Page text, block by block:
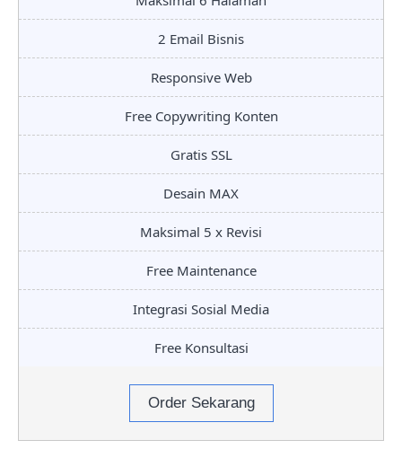
2 Email Bisnis
Responsive Web
Free Copywriting Konten
Gratis SSL
Desain MAX
Maksimal 5 x Revisi
Free Maintenance
Integrasi Sosial Media
Free Konsultasi
Order Sekarang